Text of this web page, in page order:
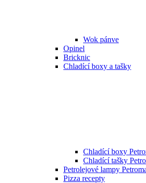
Wok pánve
Opinel
Bricknic
Chladící boxy a tašky
Chladící boxy
Chladící tašky
Petrolejové lampy
Pizza recepty